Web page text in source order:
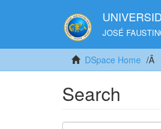
JOSÉ
DSpace Home
Search